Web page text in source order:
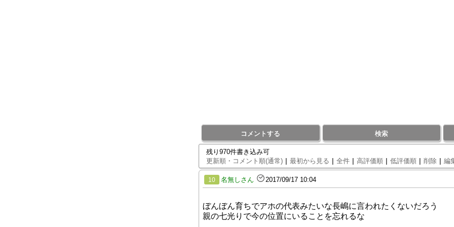
コメントする 検索
残り970件書き込み可
更新順・コメント順(通常) | 最初から見る | 全件 | 高評価順 | 低評価順 | 削除 | 編
10 名無しさん 2017/09/17 10:04
ぼんぼん育ちでアホの代表みたいな長嶋に言われたくないだろう
親の七光りで今の位置にいることを忘れるな